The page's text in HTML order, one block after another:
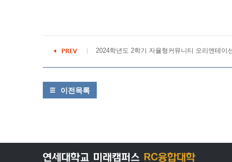
2024학년도 2학기 자율형커뮤니티 오리엔테이
이전목록